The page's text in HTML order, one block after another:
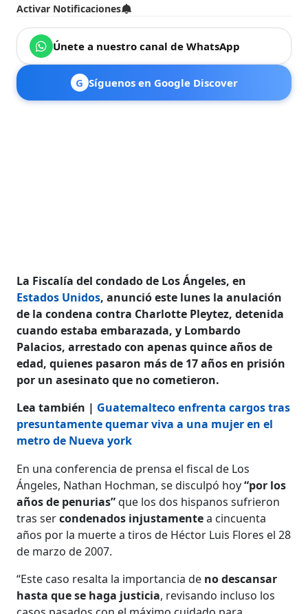
Activar Notificaciones
Únete a nuestro canal de WhatsApp
G Síguenos en Google Discover
La Fiscalía del condado de Los Ángeles, en
Estados Unidos, anunció este lunes la anulación
de la condena contra Charlotte Pleytez, detenida
cuando estaba embarazada, y Lombardo
Palacios, arrestado con apenas quince años de
edad, quienes pasaron más de 17 años en prisión
por un asesinato que no cometieron.
Lea también | Guatemalteco enfrenta cargos tras
presuntamente quemar viva a una mujer en el
metro de Nueva york
En una conferencia de prensa el fiscal de Los
Ángeles, Nathan Hochman, se disculpó hoy“por los
años de penurias”que los dos hispanos sufrieron
tras sercondenados injustamentea cincuenta
años por la muerte a tiros de Héctor Luis Flores el 28
de marzo de 2007.
“Este caso resalta la importancia de no descansar
hasta que se haga justicia, revisando incluso los